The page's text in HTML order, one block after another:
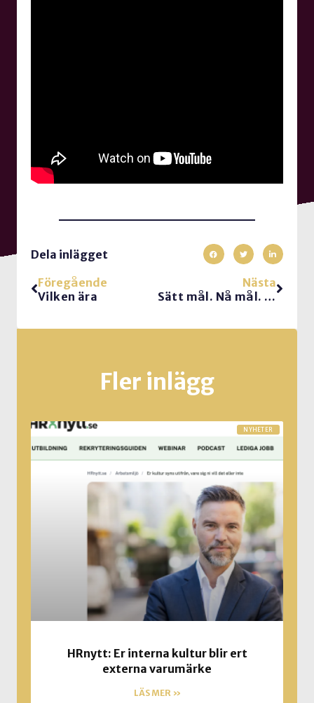
Dela inlägget
Föregående
Vilken ära
Nästa
Sätt mål. Nå mål. Ha kul på vägen
Fler inlägg
NYHETER
HRnytt: Er interna kultur blir ert
externa varumärke
LÄS MER »